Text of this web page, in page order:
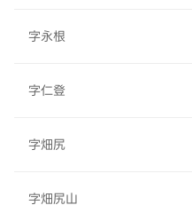
字永根
字仁登
字畑尻
字畑尻山